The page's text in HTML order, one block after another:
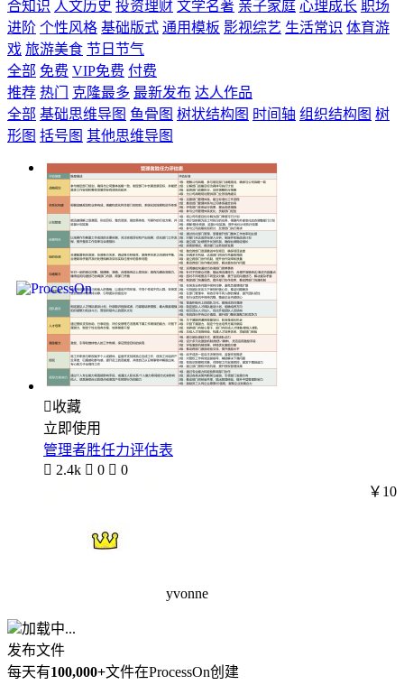
合知识 人文历史 投资理财 文学名著 亲子家庭 心理成长 职场
进阶 个性风格 基础版式 通用模板 影视综艺 生活常识 体育游
戏 旅游美食 节日节气
全部 免费 VIP免费 付费
推荐 热门 克隆最多 最新发布 达人作品
全部 基础思维导图 鱼骨图 树状结构图 时间轴 组织结构图 树
形图 括号图 其他思维导图
收藏
立即使用
管理者胜任力评估表
 2.4k  0  0
yvonne
￥10
加载中...
发布文件
每天有100,000+文件在ProcessOn创建